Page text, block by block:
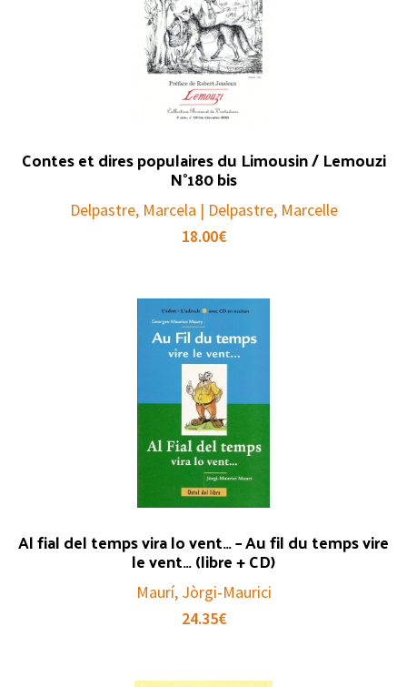
Contes et dires populaires du Limousin / Lemouzi
N°180 bis
Delpastre, Marcela | Delpastre, Marcelle
18.00€
Al fial del temps vira lo vent… – Au fil du temps vire
le vent… (libre + CD)
Maurí, Jòrgi-Maurici
24.35€